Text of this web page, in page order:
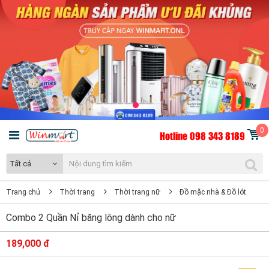
Hotline 098 343 8189 0
Tất cả
Trang chủ Thời trang Thời trang nữ Đồ mặc nhà & Đồ lót
Combo 2 Quần Nỉ băng lông dành cho nữ
189,000 đ